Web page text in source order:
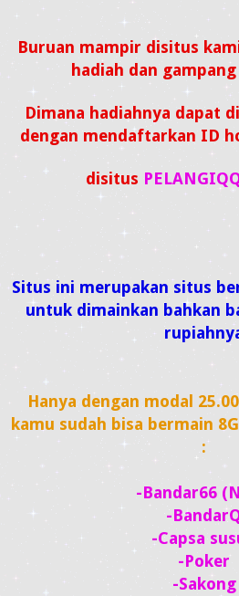
Buruan mampir disitus
hadiah dan
Dimana hadiahnya dapat
dengan mendaftarkan ID
disitus
Situs ini merupakan situs
untuk dimainkan bahkan
Hanya dengan modal
kamu sudah bisa bermain
:
-Bandar66
-
-Capsa
-Poker
-Sakong